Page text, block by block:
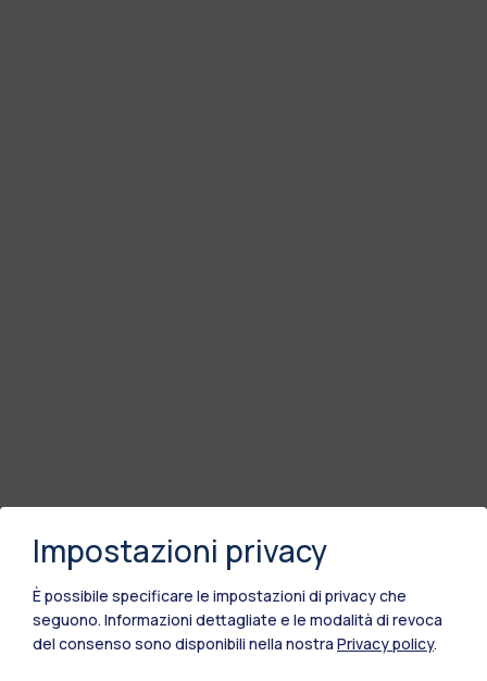
Impostazioni privacy
È possibile specificare le impostazioni di privacy che
seguono. Informazioni dettagliate e le modalità di revoca
del consenso sono disponibili nella nostra Privacy policy.